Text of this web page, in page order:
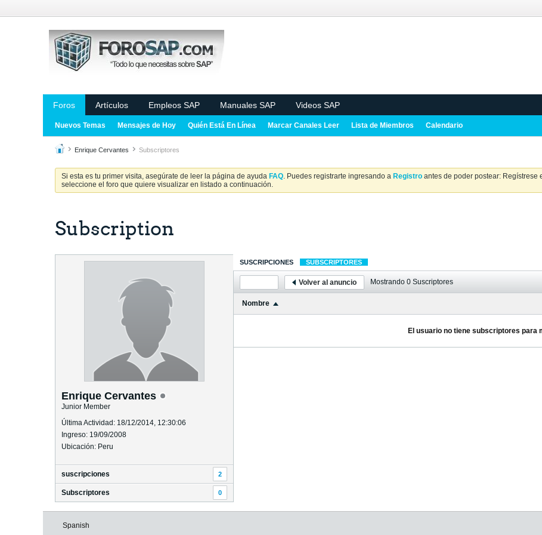
Foros Artículos Empleos SAP Manuales SAP Videos SAP
Nuevos Temas Mensajes de Hoy Quién Está En Línea Marcar Canales Leer Lista de Miembros Calendario
Enrique Cervantes Subscriptores
Si esta es tu primer visita, asegúrate de leer la página de ayuda FAQ. Puedes registrarte ingresando a Registro antes de poder postear: Regístrese
seleccione el foro que quiere visualizar en listado a continuación.
Subscription
Enrique Cervantes
Junior Member
Última Actividad: 18/12/2014, 12:30:06
Ingreso: 19/09/2008
Ubicación: Peru
suscripciones 2
Subscriptores 0
SUSCRIPCIONES SUBSCRIPTORES
Volver al anuncio Mostrando 0 Suscriptores
Nombre
El usuario no tiene subscriptores para
Spanish